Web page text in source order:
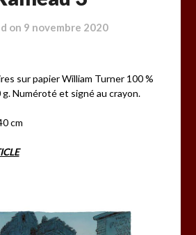
on 9 novembre 2020
sur papier William Turner 100 %
Numéroté et signé au crayon.
cm